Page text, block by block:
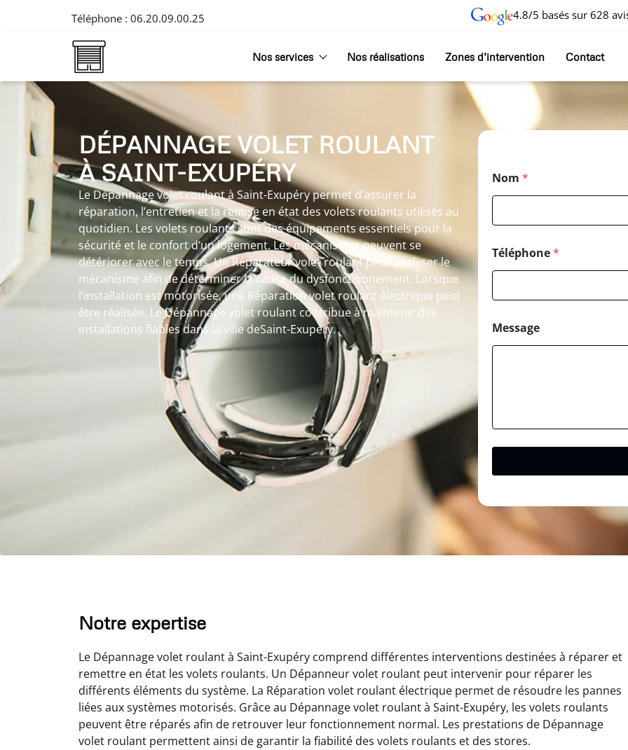
Téléphone : 06.20.09.00.25 4.8/5 basés sur 628
Nos services Nos réalisations Zones d’intervention Contact
DÉPANNAGE VOLET ROULANT
À SAINT-EXUPÉRY
Le Dépannage volet roulant à Saint-Exupéry permet d’assurer la
réparation, l’entretien et la remise en état des volets roulants utilisés au
quotidien. Les volets roulants sont des équipements essentiels pour la
sécurité et le confort d’un logement. Les mécanismes peuvent se
détériorer avec le temps. Un Réparateur volet roulant peut analyser le
mécanisme afin de déterminer la cause du dysfonctionnement. Lorsque
l’installation est motorisée, une Réparation volet roulant électrique peut
être réalisée. Le Dépannage volet roulant contribue à maintenir des
installations fiables dans la ville deSaint-Exupéry.
Nom *
Téléphone*
Message
Notre expertise
Le Dépannage volet roulant à Saint-Exupéry comprend différentes interventions destinées à réparer et
remettre en état les volets roulants. Un Dépanneur volet roulant peut intervenir pour réparer les
différents éléments du système. La Réparation volet roulant électrique permet de résoudre les pannes
liées aux systèmes motorisés. Grâce au Dépannage volet roulant à Saint-Exupéry, les volets roulants
peuvent être réparés afin de retrouver leur fonctionnement normal. Les prestations de Dépannage
volet roulant permettent ainsi de garantir la fiabilité des volets roulants et des stores.
Fabien Boulanger Thibault Marchal